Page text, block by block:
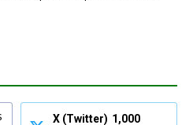
X (Twitter) 1,000